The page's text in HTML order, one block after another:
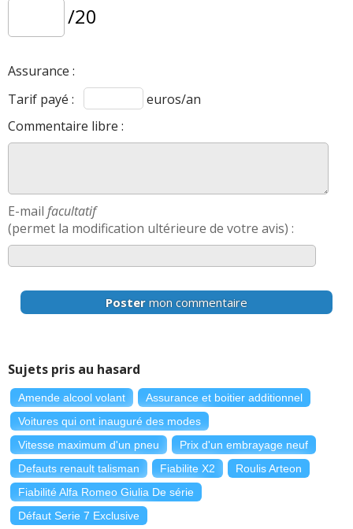
/20
Assurance :
Tarif payé :
euros/an
Commentaire libre :
E-mail facultatif
(permet la modification ultérieure de votre avis) :
Poster mon commentaire
Sujets pris au hasard
Amende alcool volant
Assurance et boitier additionnel
Voitures qui ont inauguré des modes
Vitesse maximum d'un pneu
Prix d'un embrayage neuf
Defauts renault talisman
Fiabilite X2
Roulis Arteon
Fiabilité Alfa Romeo Giulia De série
Défaut Serie 7 Exclusive